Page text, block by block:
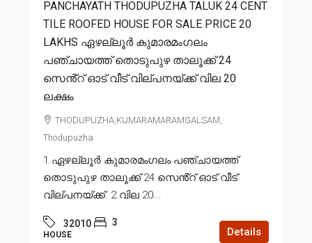
PANCHAYATH THODUPUZHA TALUK 24 CENT
TILE ROOFED HOUSE FOR SALE PRICE 20
LAKHS ഏഴല്ലൂർ കുമാരമംഗലം
പഞ്ചായത്ത് തൊടുപുഴ താലൂക്ക് 24
സെൻ്റ് ഓട് വീട് വില്പനയ്ക്ക് വില 20
ലക്ഷം
THODUPUZHA,KUMARAMARAMGALSAM,
Thodupuzha
1.ഏഴല്ലൂർ കുമാരമംഗലം പഞ്ചായത്ത്
തൊടുപുഴ താലൂക്ക് 24 സെൻ്റ് ഓട് വീട്
വില്പനയ്ക്ക്. 2.വില 20...
32010 3
HOUSE Details